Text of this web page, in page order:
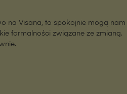
na V⁠i⁠s⁠a⁠n⁠a, to spokojnie mogą nam
formalności związane ze zmianą.